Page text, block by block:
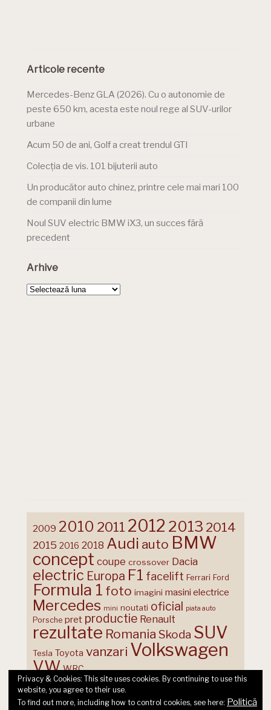
Articole recente
Mercedes-Benz GLA (2026). Cu o autonomie de
peste 650 km, acesta este noul rege al SUV-urilor
urbane
Acum 50 de ani, Golf a creat trendul GTI
Colecția de vis. 101 bijuterii auto
Un producător auto chinez, printre cele mai mari 100
de companii din lume
Noul SUV electric BMW iX3, un succes fără
precedent
Arhive
Arhive
2009 2010 2011 2012 2013 2014
2015 2016 2018 Audi auto BMW
concept coupe crossover Dacia
electric Europa F1 facelift Ferrari Ford
Formula 1 foto imagini masini electrice
Mercedes mini noutati oficial piata auto
Porsche pret productie Renault
rezultate Romania Skoda SUV
Tesla Toyota vanzari Volkswagen
VW WRC
Privacy & Cookies: This site uses cookies. By continuing to use this
website, you agree to their use.
To find out more, including how to control cookies, see here: Politică